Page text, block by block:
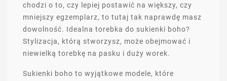
chodzi o to, czy lepiej postawić na większy, czy
mniejszy egzemplarz, to tutaj tak naprawdę masz
dowolność. Idealna torebka do sukienki boho?
Stylizacja, którą stworzysz, może obejmować i
niewielką torebkę na pasku i duży worek.
Sukienki boho to wyjątkowe modele, które